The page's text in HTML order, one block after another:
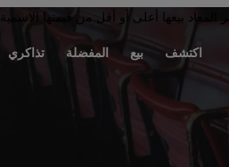
بيعها أعلى أو أقل من قيمتها الاسمية.
اكتشف بيع المفضلة تذاكري